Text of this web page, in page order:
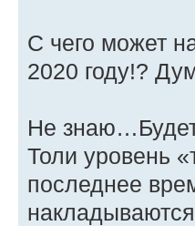
С чего может
2020 году!?
Не
Толи уровень
последнее